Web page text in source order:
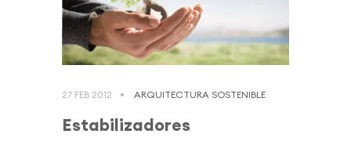
27 FEB 2012 ARQUITECTURA SOSTENIBLE
Estabilizadores